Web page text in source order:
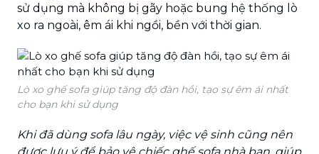
sử dụng mà không bị gãy hoặc bung hệ thống lò
xo ra ngoài, êm ái khi ngồi, bền với thời gian.
Lò xo ghế sofa giúp tăng độ đàn hồi, tạo sự êm ái nhất
cho bạn khi sử dụng
Khi đã dùng sofa lâu ngày, việc vệ sinh cũng nên
được lưu ý để bảo vệ chiếc ghế sofa nhà bạn, giúp